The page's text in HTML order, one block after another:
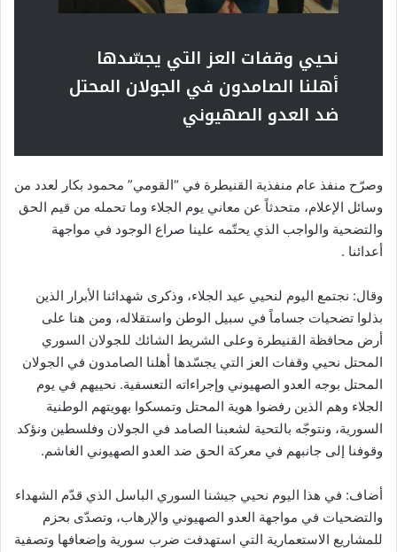
نحيي وقفات العز التي يجسّدها
أهلنا الصامدون في الجولان المحتل
ضد العدو الصهيوني
وصرّح منفذ عام منفذية القنيطرة في “القومي” محمود بكار لعدد من
وسائل الإعلام، متحدثاً عن معاني يوم الجلاء وما تحمله من قيم الحق
والتضحية والواجب الذي يحتّمه علينا صراع الوجود في مواجهة
أعدائنا .
وقال: نجتمع اليوم لنحيي عيد الجلاء، وذكرى شهدائنا الأبرار الذين
بذلوا تضحيات جساماً في سبيل الوطن واستقلاله، ومن هنا على
أرض محافظة القنيطرة وعلى الشريط الشائك للجولان السوري
المحتل نحيي وقفات العز التي يجسّدها أهلنا الصامدون في الجولان
المحتل بوجه العدو الصهيوني وإجراءاته التعسفية. نحييهم في يوم
الجلاء وهم الذين رفضوا هوية المحتل وتمسكوا بهويتهم الوطنية
السورية، ونتوجّه بالتحية لشعبنا الصامد في الجولان وفلسطين ونؤكد
وقوفنا إلى جانبهم في معركة الحق ضد العدو الصهيوني الغاشم.
أضاف: في هذا اليوم نحيي جيشنا السوري الباسل الذي قدّم الشهداء
والتضحيات في مواجهة العدو الصهيوني والإرهاب، وتصدّى بحزم
للمشاريع الاستعمارية التي استهدفت ضرب سورية وإضعافها وتصفية